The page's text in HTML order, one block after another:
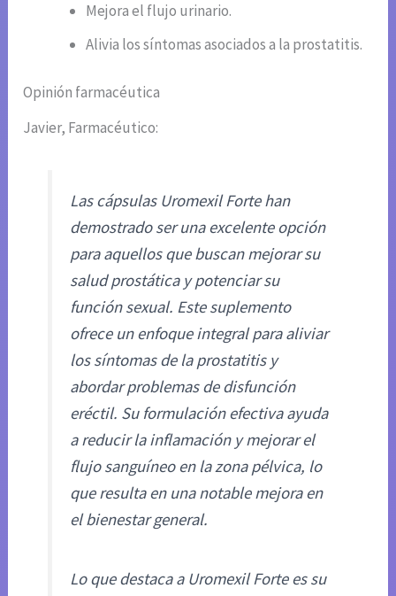
Mejora el flujo urinario.
Alivia los síntomas asociados a la prostatitis.
Opinión farmacéutica
Javier, Farmacéutico:
Las cápsulas Uromexil Forte han
demostrado ser una excelente opción
para aquellos que buscan mejorar su
salud prostática y potenciar su
función sexual. Este suplemento
ofrece un enfoque integral para aliviar
los síntomas de la prostatitis y
abordar problemas de disfunción
eréctil. Su formulación efectiva ayuda
a reducir la inflamación y mejorar el
flujo sanguíneo en la zona pélvica, lo
que resulta en una notable mejora en
el bienestar general.
Lo que destaca a Uromexil Forte es su